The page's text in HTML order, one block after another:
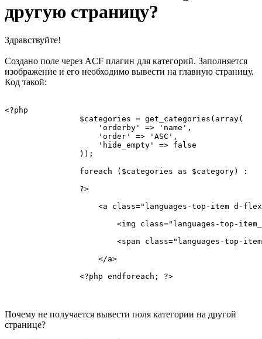
другую страницу?
Здравствуйте!
Создано поле через ACF плагин для категорий. Заполняется
изображение и его необходимо вывести на главную страницу.
Код такой:
<?php
                $categories = get_categories(array(
                    'orderby' => 'name',
                    'order' => 'ASC',
                    'hide_empty' => false
                ));
                foreach ($categories as $category) :
                ?>
<a class="languages-top-item d-
<img class="languages-top-
<span class="languages-top-
                    </a>
                <?php endforeach; ?>
Почему не получается вывести поля категории на другой
странице?